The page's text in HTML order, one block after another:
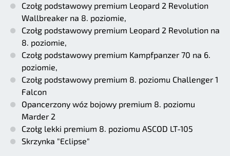
Czołg podstawowy premium Leopard 2 Revolution
Wallbreaker na 8. poziomie,
Czołg podstawowy premium Leopard 2 Revolution na
8. poziomie,
Czołg podstawowy premium Kampfpanzer 70 na 6.
poziomie,
Czołg podstawowy premium 8. poziomu Challenger 1
Falcon
Opancerzony wóz bojowy premium 8. poziomu
Marder 2
Czołg lekki premium 8. poziomu ASCOD LT-105
Skrzynka "Eclipse"